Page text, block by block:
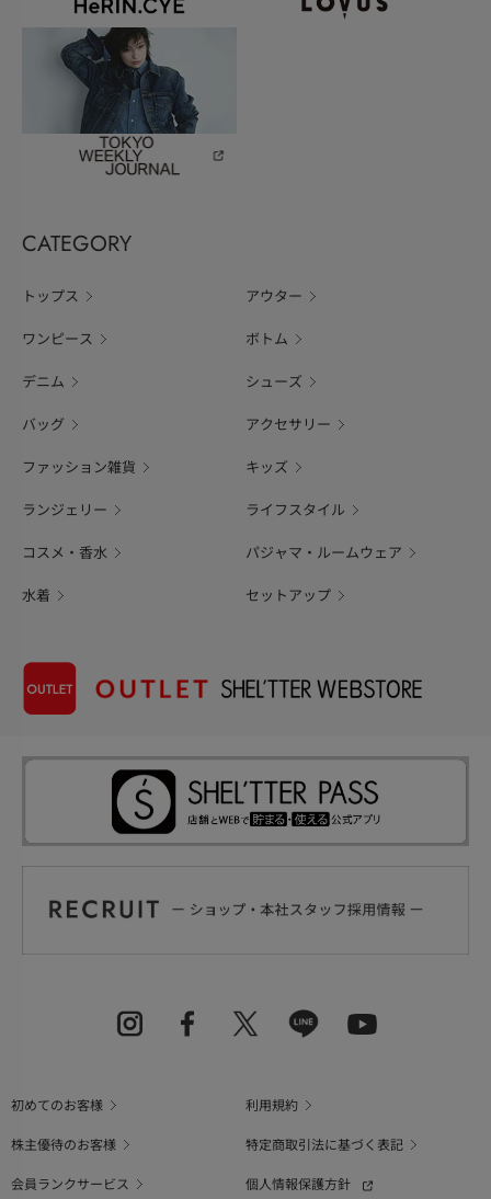
CATEGORY
トップス アウター
ワンピース ボトム
デニム シューズ
バッグ アクセサリー
ファッション雑貨 キッズ
ランジェリー ライフスタイル
コスメ・香水 パジャマ・ルームウェア
水着 セットアップ
初めてのお客様
利用規約
株主優待のお客様
特定商取引法に基づく表記
会員ランクサービス
個人情報保護方針